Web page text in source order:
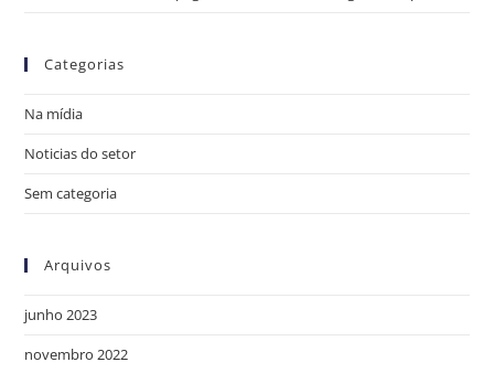
Categorias
Na mídia
Noticias do setor
Sem categoria
Arquivos
junho 2023
novembro 2022